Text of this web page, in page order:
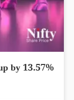
by 13.57%